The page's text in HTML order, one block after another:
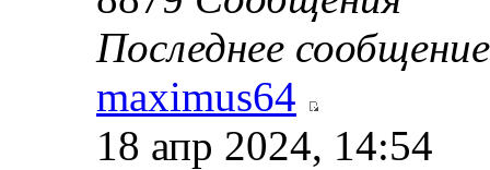
Последнее сообщение
maximus64
18 апр 2024, 14:54